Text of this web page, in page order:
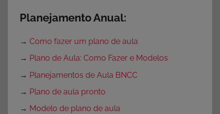
Planejamento Anual:
→ Como fazer um plano de aula
→ Plano de Aula: Como Fazer e Modelos
→ Planejamentos de Aula BNCC
→ Plano de aula pronto
→ Modelo de plano de aula